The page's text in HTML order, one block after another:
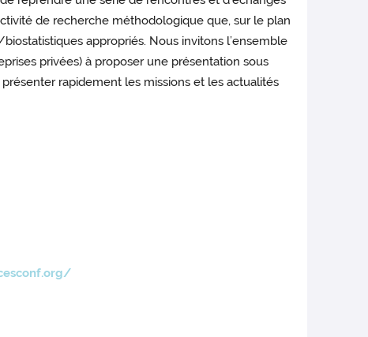
de recherche méthodologique que, sur le plan
appropriés. Nous invitons l’ensemble
privées) à proposer une présentation sous
rapidement les missions et les actualités